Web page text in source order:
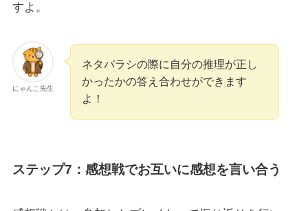
すよ。
にゃんこ先生
ネタバラシの際に自分の推理が正し
かったかの答え合わせができます
よ！
ステップ7：感想戦でお互いに感想を言い合う